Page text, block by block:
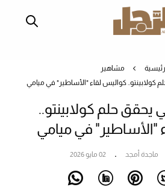
مشاهير
كولابينتو.. كواليس لقاء "الأساطير" في ميامي
يحقق حلم كولابينتو..
"الأساطير" في ميامي
ماجدة أمجد 02 مايو 2026